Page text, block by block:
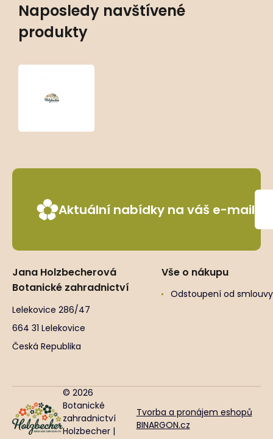
Naposledy navštívené
produkty
Aktuální nabídky na váš e-mail
Jana Holzbecherová
Botanické zahradnictví
Lelekovice 286/47
664 31 Lelekovice
Česká Republika
Vše o nákupu
Odstoupení od smlouvy
© 2026
Botanické
zahradnictví
Holzbecher |
Tvorba a pronájem eshopů
BINARGON.cz